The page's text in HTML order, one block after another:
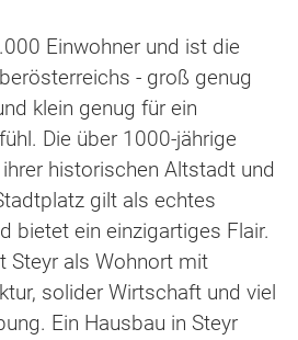
Einwohner und ist die
- groß genug
klein genug für ein
Die über 1000-jährige
historischen Altstadt und
gilt als echtes
bietet ein einzigartiges Flair.
Steyr als Wohnort mit
solider Wirtschaft und viel
Ein Hausbau in Steyr